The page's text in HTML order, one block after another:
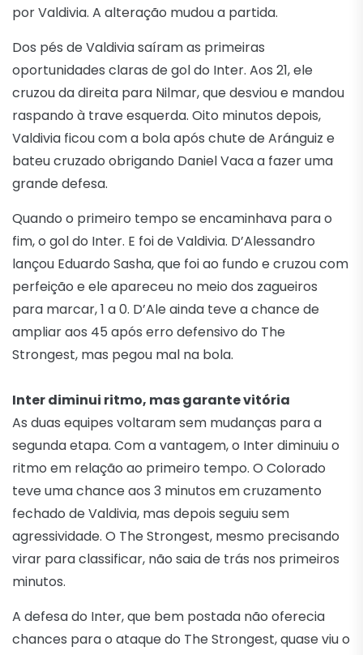
por Valdivia. A alteração mudou a partida.
Dos pés de Valdivia saíram as primeiras
oportunidades claras de gol do Inter. Aos 21, ele
cruzou da direita para Nilmar, que desviou e mandou
raspando à trave esquerda. Oito minutos depois,
Valdivia ficou com a bola após chute de Aránguiz e
bateu cruzado obrigando Daniel Vaca a fazer uma
grande defesa.
Quando o primeiro tempo se encaminhava para o
fim, o gol do Inter. E foi de Valdivia. D’Alessandro
lançou Eduardo Sasha, que foi ao fundo e cruzou com
perfeição e ele apareceu no meio dos zagueiros
para marcar, 1 a 0. D’Ale ainda teve a chance de
ampliar aos 45 após erro defensivo do The
Strongest, mas pegou mal na bola.
Inter diminui ritmo, mas garante vitória
As duas equipes voltaram sem mudanças para a
segunda etapa. Com a vantagem, o Inter diminuiu o
ritmo em relação ao primeiro tempo. O Colorado
teve uma chance aos 3 minutos em cruzamento
fechado de Valdivia, mas depois seguiu sem
agressividade. O The Strongest, mesmo precisando
virar para classificar, não saia de trás nos primeiros
minutos.
A defesa do Inter, que bem postada não oferecia
chances para o ataque do The Strongest, quase viu o